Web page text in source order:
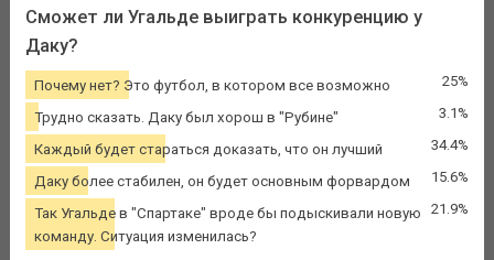
Сможет ли Угальде выиграть конкуренцию у
Даку?
Почему нет? Это футбол, в котором все возможно 25%
Трудно сказать. Даку был хорош в "Рубине" 3.1%
Каждый будет стараться доказать, что он лучший 34.4%
Даку более стабилен, он будет основным форвардом 15.6%
Так Угальде в "Спартаке" вроде бы подыскивали новую
команду. Ситуация изменилась?
21.9%